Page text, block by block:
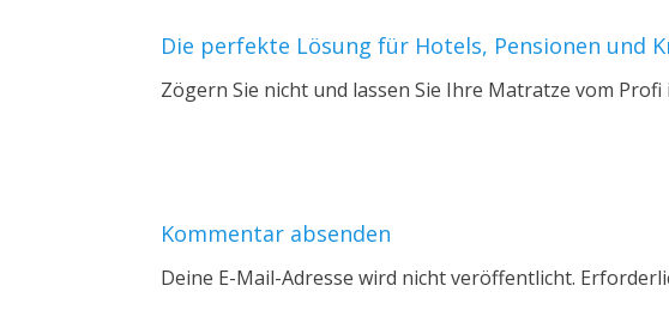
Die perfekte Lösung für Hotels, Pensionen und
Zögern Sie nicht und lassen Sie Ihre Matratze vom
Kommentar absenden
Deine E-Mail-Adresse wird nicht veröffentlicht.